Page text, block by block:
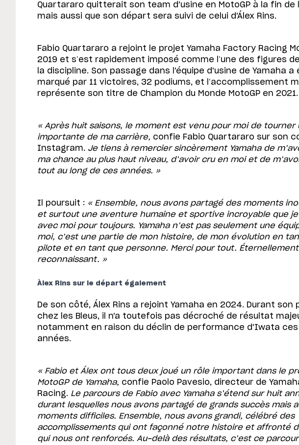
Quartararo quitterait son team d'usine en MotoGP à la fin de
mais aussi que son départ sera suivi de celui d'Álex Rins.
Fabio Quartararo a rejoint le projet Yamaha Factory Racing
2019 et s’est rapidement imposé comme l’une des figures
la discipline. Son passage dans l'équipe d'usine de Yamaha a
marqué par 11 victoires, 32 podiums, et l’accomplissement
représente son titre de Champion du Monde MotoGP en 2021.
« Après huit saisons, le moment est venu pour moi de tourner
importante de ma carrière, confie Fabio Quartararo sur son
Instagram. Je tiens à remercier sincèrement Yamaha de
ma chance au plus haut niveau, d’avoir cru en moi et de
tout au long de ces années. »
Il poursuit : « Ensemble, nous avons partagé des moments
et surtout une aventure humaine et sportive incroyable que
avec moi pour toujours. Yamaha n’est pas seulement une
moi, c’est une partie de mon histoire, de mon évolution en
pilote et en tant que personne. Merci pour tout. Éternellement
reconnaissant. »
Àlex Rins sur le départ également
De son côté, Álex Rins a rejoint Yamaha en 2024. Durant son
chez les Bleus, il n'a toutefois pas décroché de résultat
notamment en raison du déclin de performance d'Iwata ces
années.
« Fabio et Álex ont tous deux joué un rôle important dans le
MotoGP de Yamaha, confie Paolo Pavesio, directeur de
Racing. Le parcours de Fabio avec Yamaha s’étend sur huit
durant lesquelles nous avons partagé de grands succès mais
moments difficiles. Ensemble, nous avons grandi, célébré des
accomplissements qui ont façonné notre histoire et affronté
qui nous ont renforcés. Au-delà des résultats, c’est ce